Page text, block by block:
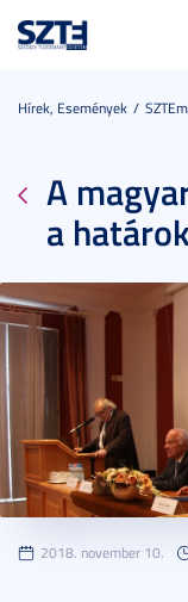
Hírek, Események
A
a
2018. november 10.